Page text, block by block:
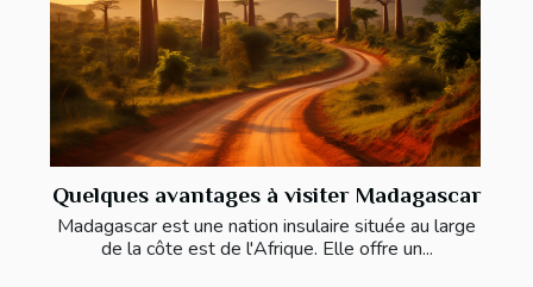
Quelques avantages à visiter Madagascar
Madagascar est une nation insulaire située au large
de la côte est de l'Afrique. Elle offre un...